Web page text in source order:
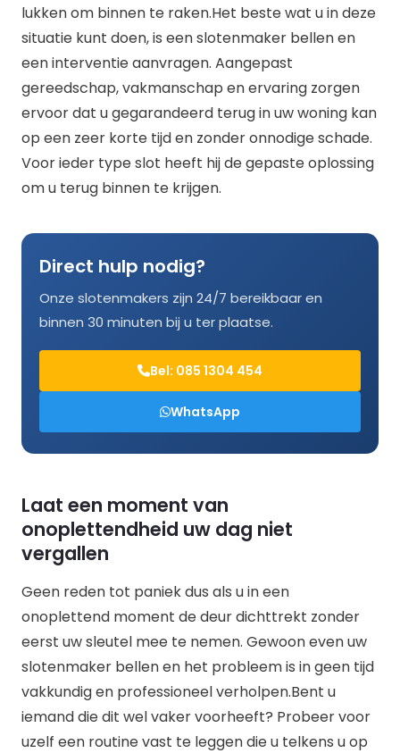
lukken om binnen te raken.Het beste wat u in deze
situatie kunt doen, is een slotenmaker bellen en
een interventie aanvragen. Aangepast
gereedschap, vakmanschap en ervaring zorgen
ervoor dat u gegarandeerd terug in uw woning kan
op een zeer korte tijd en zonder onnodige schade.
Voor ieder type slot heeft hij de gepaste oplossing
om u terug binnen te krijgen.
Direct hulp nodig?
Onze slotenmakers zijn 24/7 bereikbaar en
binnen 30 minuten bij u ter plaatse.
Bel: 085 1304 454
WhatsApp
Laat een moment van
onoplettendheid uw dag niet
vergallen
Geen reden tot paniek dus als u in een
onoplettend moment de deur dichttrekt zonder
eerst uw sleutel mee te nemen. Gewoon even uw
slotenmaker bellen en het probleem is in geen tijd
vakkundig en professioneel verholpen.Bent u
iemand die dit wel vaker voorheeft? Probeer voor
uzelf een routine vast te leggen die u telkens u op